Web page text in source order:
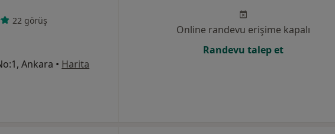
22 görüş
Ankara • Harita
Online randevu erişime kapalı
Randevu talep et